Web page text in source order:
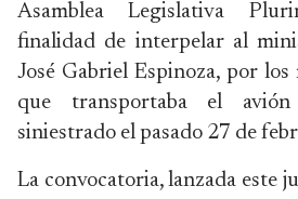
Asamblea Legislativa
finalidad de interpelar al
José Gabriel Espinoza, por
que transportaba el
siniestrado el pasado 27 de
La convocatoria, lanzada este